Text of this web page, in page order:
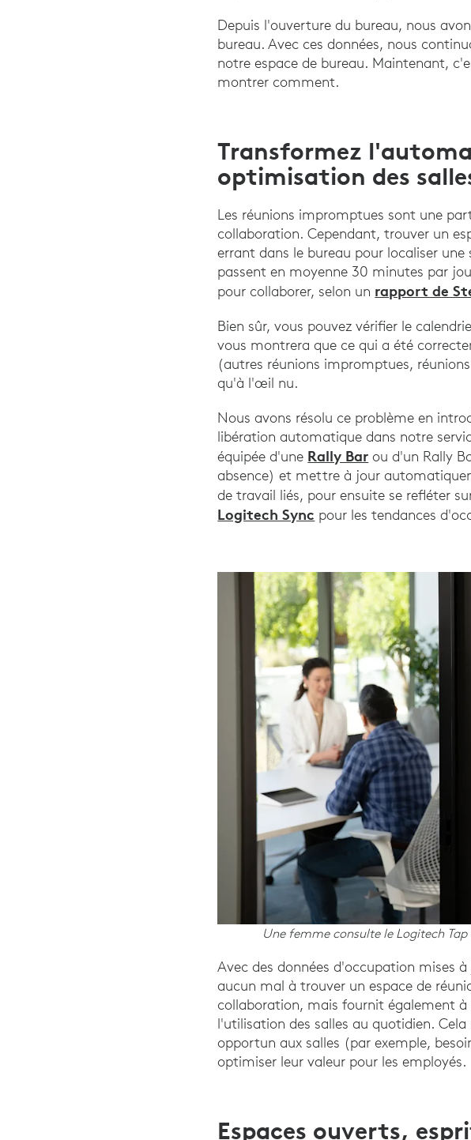
Depuis l'ouverture du bureau, nous
bureau. Avec ces données, nous
notre espace de bureau. Maintenant,
montrer comment.
Transformez
optimisation des
Les réunions impromptues sont une
collaboration. Cependant, trouver un
errant dans le bureau pour localiser
passent en moyenne 30 minutes par
pour collaborer, selon un rapport de
Bien sûr, vous pouvez vérifier le
vous montrera que ce qui a été
(autres réunions impromptues,
qu'à l'œil nu.
Nous avons résolu ce problème en
libération automatique dans notre
équipée d'une Rally Bar ou d'un Rally
absence) et mettre à jour
de travail liés, pour ensuite se refléter
Logitech Sync pour les tendances
Une femme consulte le Logitech
Avec des données d'occupation mises
aucun mal à trouver un espace de
collaboration, mais fournit également
l'utilisation des salles au quotidien.
opportun aux salles (par exemple,
optimiser leur valeur pour les employés.
Espaces ouverts,